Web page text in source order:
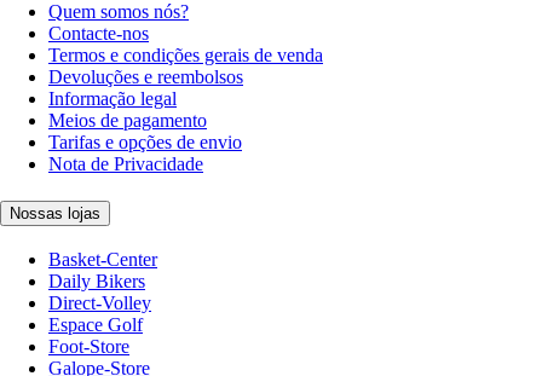
Quem somos nós?
Contacte-nos
Termos e condições gerais de venda
Devoluções e reembolsos
Informação legal
Meios de pagamento
Tarifas e opções de envio
Nota de Privacidade
Nossas lojas
Basket-Center
Daily Bikers
Direct-Volley
Espace Golf
Foot-Store
Galope-Store